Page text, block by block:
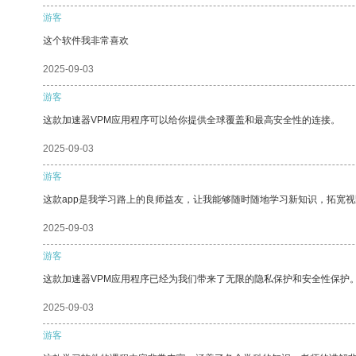
游客
这个软件我非常喜欢
2025-09-03
游客
这款加速器VPM应用程序可以给你提供全球覆盖和最高安全性的连接。
2025-09-03
游客
这款app是我学习路上的良师益友，让我能够随时随地学习新知识，拓宽
2025-09-03
游客
这款加速器VPM应用程序已经为我们带来了无限的隐私保护和安全性保护
2025-09-03
游客